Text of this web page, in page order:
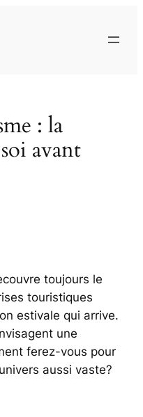
: la
avant
toujours le
touristiques
estivale qui arrive.
une
ferez-vous pour
aussi vaste?